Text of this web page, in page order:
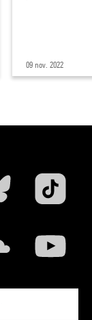
09 nov. 2022